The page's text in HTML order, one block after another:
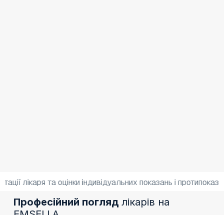
та оцінки індивідуальних показань і протипоказань.
Професійний поглядлікарів на